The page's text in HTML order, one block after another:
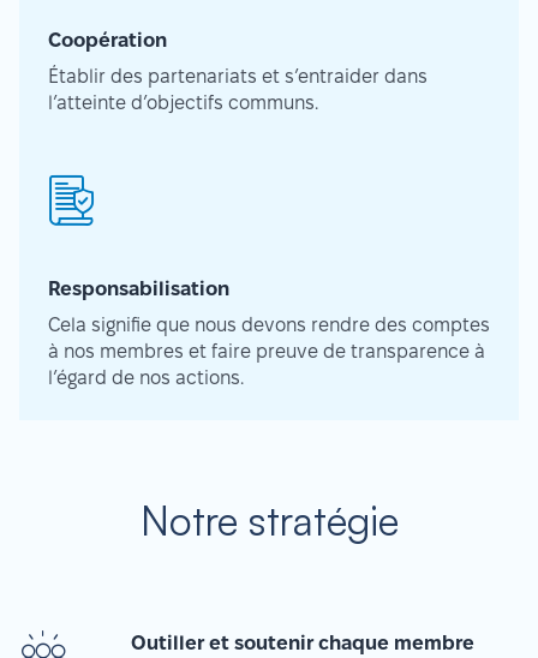
Coopération
Établir des partenariats et s’entraider dans
l’atteinte d’objectifs communs.
Responsabilisation
Cela signifie que nous devons rendre des comptes
à nos membres et faire preuve de transparence à
l’égard de nos actions.
Notre stratégie
Outiller et soutenir chaque membre